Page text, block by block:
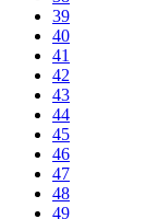
39
40
41
42
43
44
45
46
47
48
49